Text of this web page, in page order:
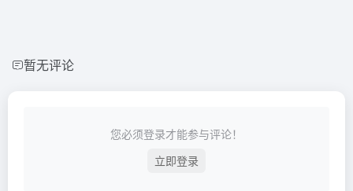
暂无评论
您必须登录才能参与评论！
立即登录